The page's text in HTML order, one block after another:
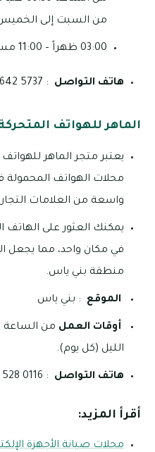
من السبت إلى
03:00 ظهراً – 11:00 مساءً (الجمعة)
هاتف التواصل : 5737 642 02 | 6689 678 02.
الماهر للهواتف
يعتبر متجر الماهر
محلات الهواتف المحمولة
واسعة من العلامات
يمكنك العثور على الهاتف
في مكان واحد، مما يجعل
منطقة بني ياس.
الموقع : بني ياس
أوقات العمل من الساعة
الليل (كل يوم).
هاتف التواصل : 0116 528 055
أقرأ المزيد:
محلات صيانة الأجهزة